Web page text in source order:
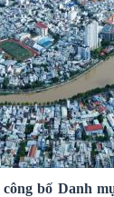
bố Danh